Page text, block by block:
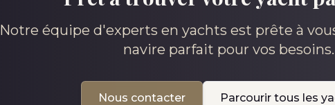
Notre équipe d'experts en yachts est prête à
navire parfait pour vos besoins.
Nous contacter Parcourir tous les